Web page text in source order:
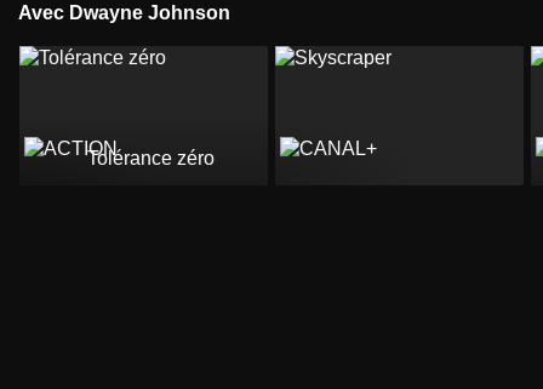
Avec Dwayne Johnson
Tolérance zéro